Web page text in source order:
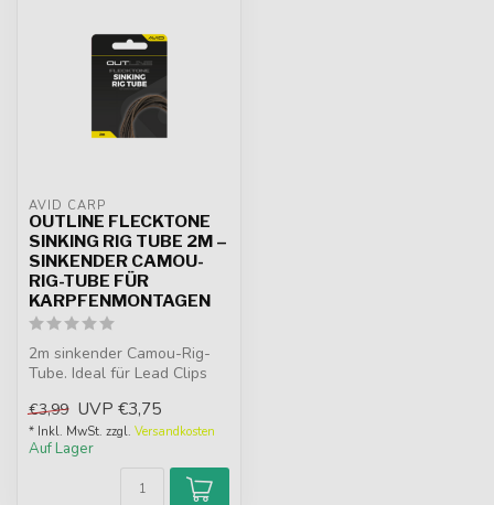
AVID CARP
OUTLINE FLECKTONE
SINKING RIG TUBE 2M –
SINKENDER CAMOU-
RIG-TUBE FÜR
KARPFENMONTAGEN
2m sinkender Camou-Rig-
Tube. Ideal für Lead Clips
F...
€3,99 UVP €3,75
* Inkl. MwSt. zzgl. Versandkosten
Auf Lager